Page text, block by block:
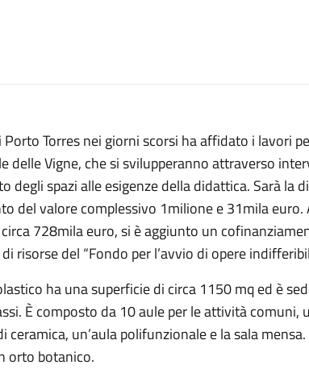
Porto Torres nei giorni scorsi ha affidato i lavori
delle Vigne, che si svilupperanno attraverso
degli spazi alle esigenze della didattica. Sarà la
del valore complessivo 1milione e 31mila
circa 728mila euro, si è aggiunto un
risorse del “Fondo per l’avvio di opere
ha una superficie di circa 1150 mq ed è
È composto da 10 aule per le attività
ceramica, un’aula polifunzionale e la sala
orto botanico.